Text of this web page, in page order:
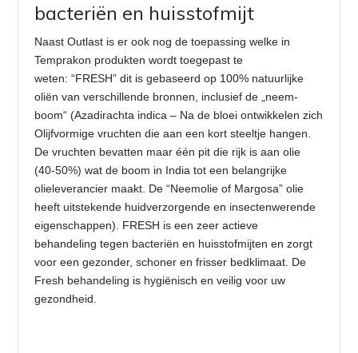
bacteriën en huisstofmijt
Naast Outlast is er ook nog de toepassing welke in
Temprakon produkten wordt toegepast te
weten: “FRESH” dit is gebaseerd op 100% natuurlijke
oliën van verschillende bronnen, inclusief de „neem-
boom“ (Azadirachta indica – Na de bloei ontwikkelen zich
Olijfvormige vruchten die aan een kort steeltje hangen.
De vruchten bevatten maar één pit die rijk is aan olie
(40-50%) wat de boom in India tot een belangrijke
olieleverancier maakt. De “Neemolie of Margosa” olie
heeft uitstekende huidverzorgende en insectenwerende
eigenschappen). FRESH is een zeer actieve
behandeling tegen bacteriën en huisstofmijten en zorgt
voor een gezonder, schoner en frisser bedklimaat. De
Fresh behandeling is hygiënisch en veilig voor uw
gezondheid.